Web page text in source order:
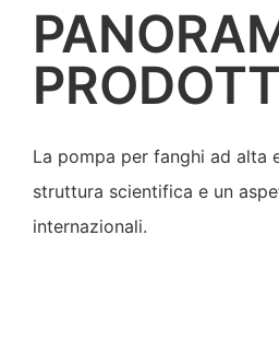
La pompa per fanghi ad alta
struttura scientifica e un
internazionali.